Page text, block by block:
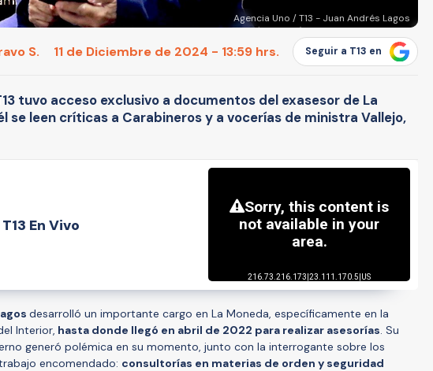
Agencia Uno / T13 - Juan Andrés Lagos
S. 11 de Diciembre de 2024 - 13:59 hrs. Seguir a T13 en
tuvo acceso exclusivo a documentos del exasesor de La
se leen críticas a Carabineros y a vocerías de ministra Vallejo,
T13 En Vivo
desarrolló un importante cargo en La Moneda, específicamente en la
Interior, hasta donde llegó en abril de 2022 para realizar asesorías. Su
generó polémica en su momento, junto con la interrogante sobre los
encomendado: consultorías en materias de orden y seguridad